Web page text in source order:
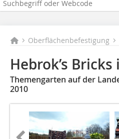
Oberflächenbefestigung
Hebrok’s
Themengarten auf der
2010